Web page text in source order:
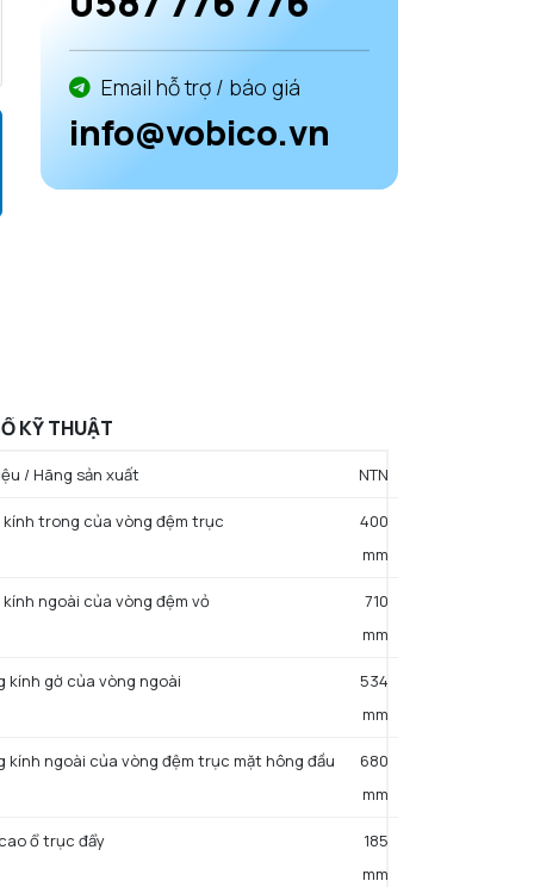
Email hỗ trợ / báo giá
info@vobico.vn
KỸ THUẬT
/ Hãng sản xuất NTN
kính trong của vòng đệm trục
400
mm
kính ngoài của vòng đệm vỏ
710
mm
kính gờ của vòng ngoài
534
mm
kính ngoài của vòng đệm trục mặt hông đầu
680
mm
ổ trục đẩy
185
mm